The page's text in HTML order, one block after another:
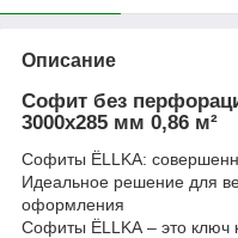
Описание
Софит без
3000х285 мм 0,86 м²
Софиты ЁLLKA:
Идеальное решение для
оформления
Софиты ЁLLKA – это ключ